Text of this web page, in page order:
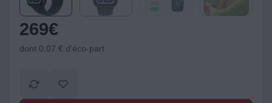
269€
dont 0,07 € d'éco-part